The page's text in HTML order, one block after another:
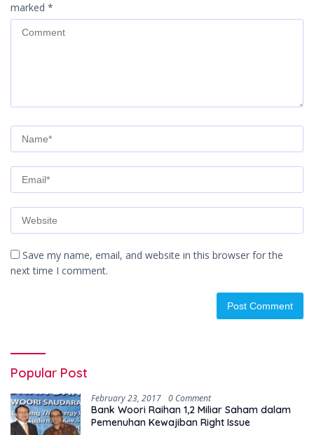
marked *
Save my name, email, and website in this browser for the
next time I comment.
Popular Post
February 23, 2017 0 Comment
Bank Woori Raihan 1,2 Miliar Saham dalam
Pemenuhan Kewajiban Right Issue